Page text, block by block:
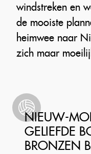
windstreken en
de mooiste
heimwee naar
zich maar
NIEUW-
GELIEFDE
BRONZEN